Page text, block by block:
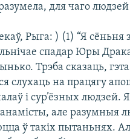
для чаго
Рыга: ) (1) “Я сёньня
спадар Юры
Трэба сказаць,
слухаць на працягу
і сур’ёзных
але разумныя
ў такіх пытаньнях.